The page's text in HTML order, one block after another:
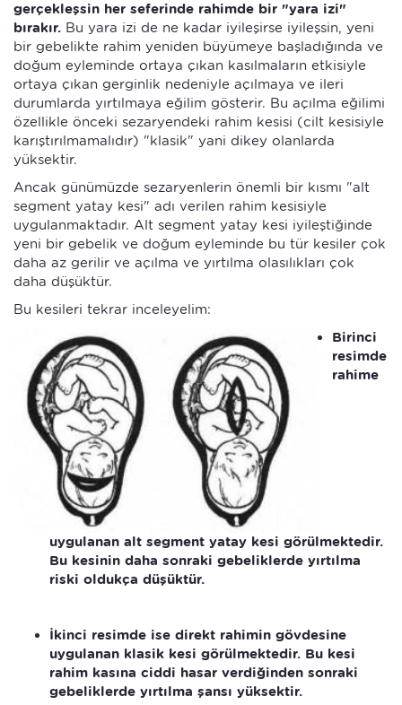
gerçekleşsin her seferinde rahimde bir "yara izi"
bırakır. Bu yara izi de ne kadar iyileşirse iyileşsin, yeni
bir gebelikte rahim yeniden büyümeye başladığında ve
doğum eyleminde ortaya çıkan kasılmaların etkisiyle
ortaya çıkan gerginlik nedeniyle açılmaya ve ileri
durumlarda yırtılmaya eğilim gösterir. Bu açılma eğilimi
özellikle önceki sezaryendeki rahim kesisi (cilt kesisiyle
karıştırılmamalıdır) "klasik" yani dikey olanlarda
yüksektir.
Ancak günümüzde sezaryenlerin önemli bir kısmı "alt
segment yatay kesi" adı verilen rahim kesisiyle
uygulanmaktadır. Alt segment yatay kesi iyileştiğinde
yeni bir gebelik ve doğum eyleminde bu tür kesiler çok
daha az gerilir ve açılma ve yırtılma olasılıkları çok
daha düşüktür.
Bu kesileri tekrar inceleyelim:
Birinci
resimde
rahime
uygulanan alt segment yatay kesi görülmektedir.
Bu kesinin daha sonraki gebeliklerde yırtılma
riski oldukça düşüktür.
İkinci resimde ise direkt rahimin gövdesine
uygulanan klasik kesi görülmektedir. Bu kesi
rahim kasına ciddi hasar verdiğinden sonraki
gebeliklerde yırtılma şansı yüksektir.